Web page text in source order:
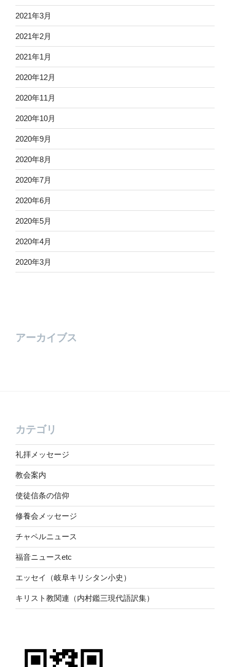
2021年3月
2021年2月
2021年1月
2020年12月
2020年11月
2020年10月
2020年9月
2020年8月
2020年7月
2020年6月
2020年5月
2020年4月
2020年3月
アーカイブス
カテゴリ
礼拝メッセージ
教会案内
使徒信条の信仰
修養会メッセージ
チャペルニュース
福音ニュースetc
エッセイ（岐阜キリシタン小史）
キリスト教関連（内村鑑三現代語訳集）